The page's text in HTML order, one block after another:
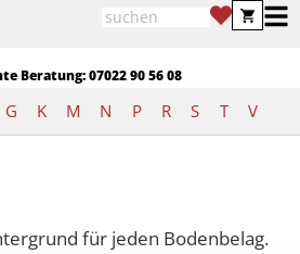
Beratung: 07022 90 56 08
G K M N P R S T V
für jeden Bodenbelag.